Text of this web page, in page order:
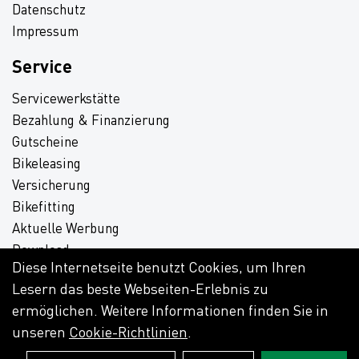
Datenschutz
Impressum
Service
Servicewerkstätte
Bezahlung & Finanzierung
Gutscheine
Bikeleasing
Versicherung
Bikefitting
Aktuelle Werbung
Download
Diese Internetseite benutzt Cookies, um Ihren
Lesern das beste Webseiten-Erlebnis zu
ermöglichen. Weitere Informationen finden Sie in
unseren Cookie-Richtlinien.